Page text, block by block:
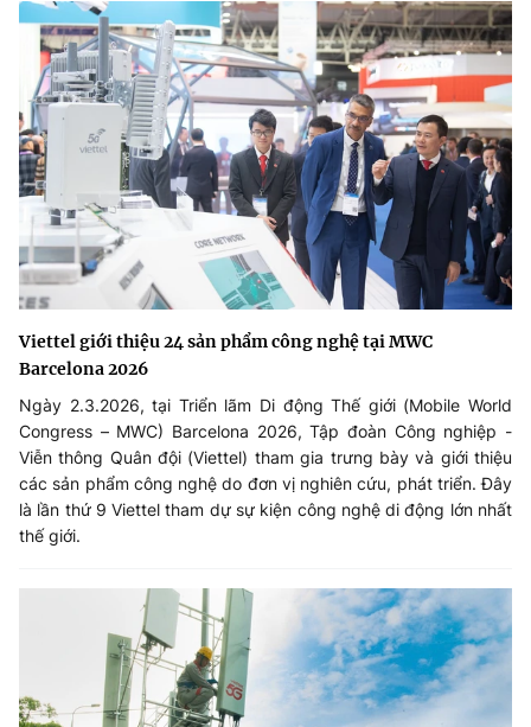
Viettel giới thiệu 24 sản phẩm công nghệ tại MWC
Barcelona 2026
Ngày 2.3.2026, tại Triển lãm Di động Thế giới (Mobile World
Congress – MWC) Barcelona 2026, Tập đoàn Công nghiệp -
Viễn thông Quân đội (Viettel) tham gia trưng bày và giới thiệu
các sản phẩm công nghệ do đơn vị nghiên cứu, phát triển. Đây
là lần thứ 9 Viettel tham dự sự kiện công nghệ di động lớn nhất
thế giới.